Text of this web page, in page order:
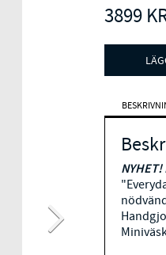
3899